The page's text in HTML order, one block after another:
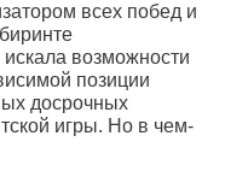
всех побед и
возможности
позиции
досрочных
игры. Но в чем-